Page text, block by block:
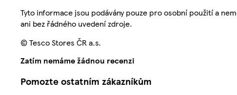
Tyto informace jsou podávány pouze pro osobní použití a
ani bez řádného uvedení zdroje.
© Tesco Stores ČR a.s.
Zatím nemáme žádnou recenzi
Pomozte ostatním zákazníkům